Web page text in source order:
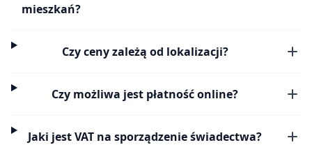
mieszkań?
Czy ceny zależą od lokalizacji?
Czy możliwa jest płatność online?
Jaki jest VAT na sporządzenie świadectwa?